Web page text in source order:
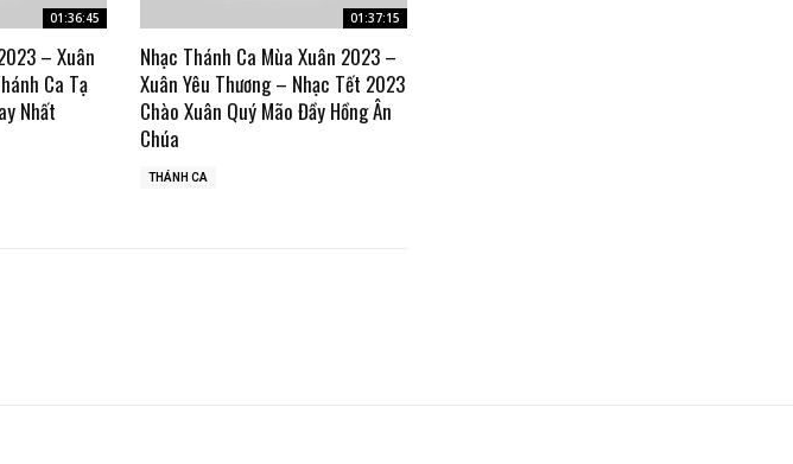
01:36:45
– Xuân
Ca Tạ
Nhất
01:37:15
Nhạc Thánh Ca Mùa Xuân 2023 –
Xuân Yêu Thương – Nhạc Tết 2023
Chào Xuân Quý Mão Đầy Hồng Ân
Chúa
THÁNH CA